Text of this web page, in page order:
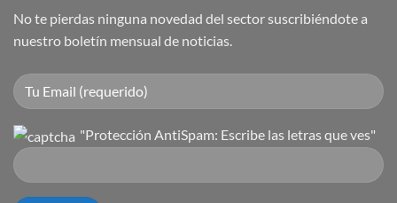
No te pierdas ninguna novedad del sector suscribiéndote a
nuestro boletín mensual de noticias.
"Protección AntiSpam: Escribe las letras que ves"